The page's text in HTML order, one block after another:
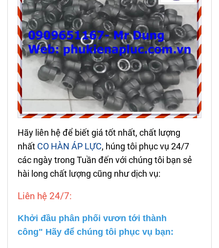
Hãy liên hệ để biết giá tốt nhất, chất lượng
nhất CO HÀN ÁP LỰC, húng tôi phục vụ 24/7
các ngày trong Tuần đến với chúng tôi bạn sẻ
hài long chất lượng cũng như dịch vụ:
Liên hệ 24/7:
Khởi đầu phân phối vươn tới thành
công" Hãy để chúng tôi phục vụ bạn: